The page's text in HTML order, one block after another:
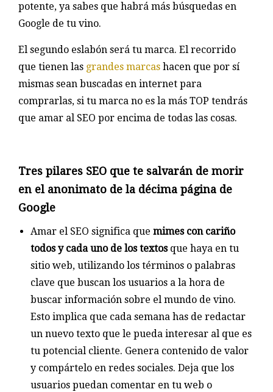
potente, ya sabes que habrá más búsquedas en
Google de tu vino.
El segundo eslabón será tu marca. El recorrido
que tienen las grandes marcas hacen que por sí
mismas sean buscadas en internet para
comprarlas, si tu marca no es la más TOP tendrás
que amar al SEO por encima de todas las cosas.
Tres pilares SEO que te salvarán de morir
en el anonimato de la décima página de
Google
Amar el SEO significa que mimes con cariño
todos y cada uno de los textosque haya en tu
sitio web, utilizando los términos o palabras
clave que buscan los usuarios a la hora de
buscar información sobre el mundo de vino.
Esto implica que cada semana has de redactar
un nuevo texto que le pueda interesar al que es
tu potencial cliente. Genera contenido de valor
y compártelo en redes sociales. Deja que los
usuarios puedan comentar en tu web o